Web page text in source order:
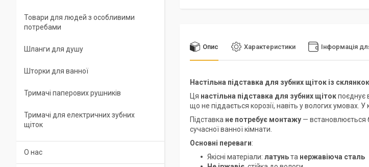
Опис Характеристики Інформація
Настільна підставка для зубних щіток із
Ця настільна підставка для зубних щітокпоєднує
що не піддається корозії, навіть у вологих умовах.
Підставка не потребує монтажу — встановлюється
сучасної ванної кімнати.
Основні переваги:
Якісні матеріали: латуньта нержавіюча сталь
Товари для людей з особливими
потребами
Шланги для душу
Шторки для ванної
Тримачі паперових рушників
Тримачі для електричних зубних
щіток
О нас